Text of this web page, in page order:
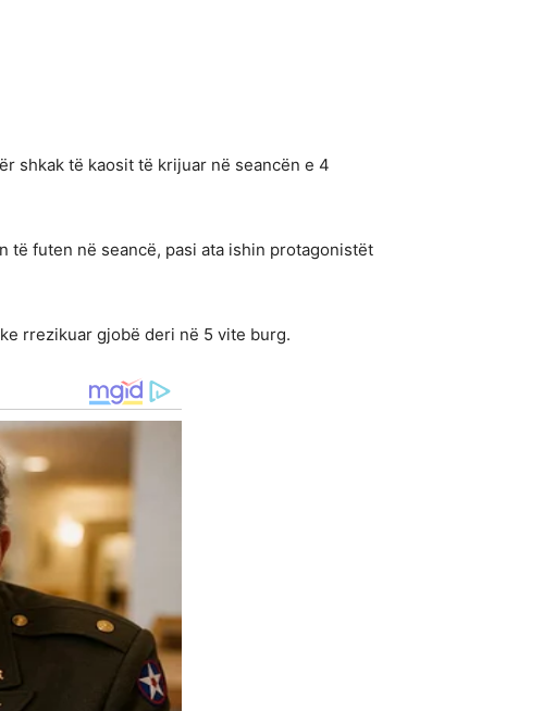
shkak të kaosit të krijuar në seancën e 4
të futen në seancë, pasi ata ishin protagonistët
rrezikuar gjobë deri në 5 vite burg.